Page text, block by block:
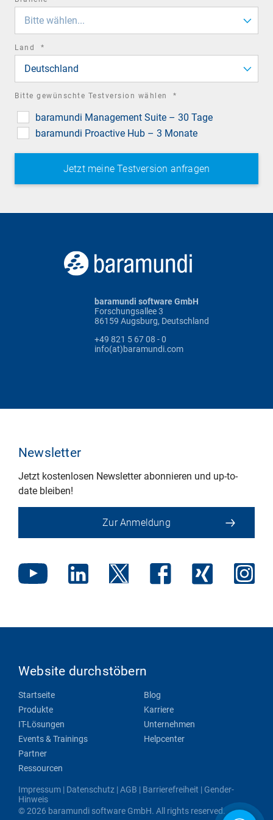
Bitte wählen...
Land *
Deutschland
Bitte gewünschte Testversion wählen *
baramundi Management Suite – 30 Tage
baramundi Proactive Hub – 3 Monate
baramundi software GmbH
Forschungsallee 3
86159 Augsburg, Deutschland
+49 821 5 67 08 - 0
info(at)baramundi.com
Newsletter
Jetzt kostenlosen Newsletter abonnieren und up-to-
date bleiben!
Zur Anmeldung
Website durchstöbern
Startseite
Produkte
IT-Lösungen
Events & Trainings
Partner
Ressourcen
Blog
Karriere
Unternehmen
Helpcenter
Impressum | Datenschutz |AGB | Barrierefreiheit | Gender-
Hinweis
© 2026 baramundi software GmbH. All rights reserved.